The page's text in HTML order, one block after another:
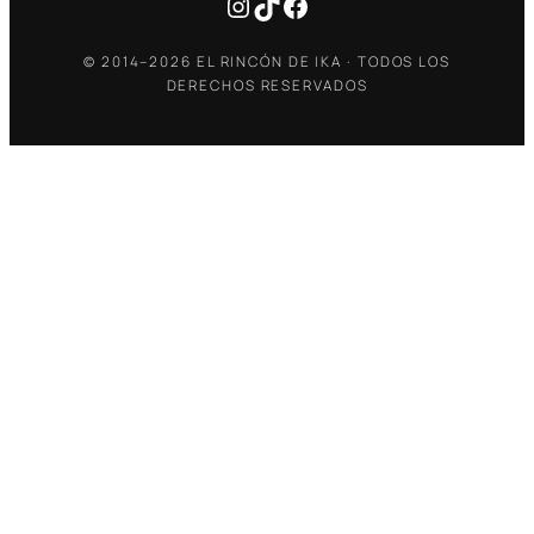
© 2014–2026 EL RINCÓN DE IKA · TODOS LOS
DERECHOS RESERVADOS